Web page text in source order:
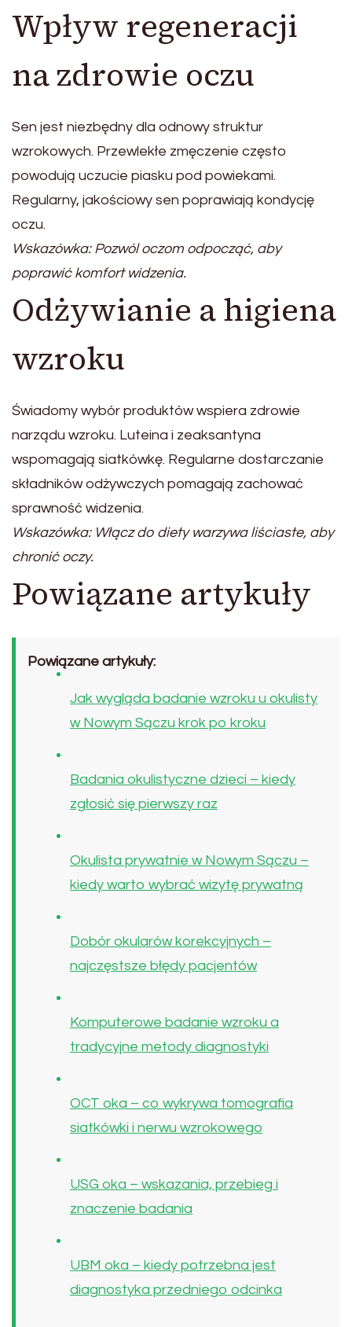
Wpływ regeneracji
na zdrowie oczu
Sen jest niezbędny dla odnowy struktur
wzrokowych. Przewlekłe zmęczenie często
powodują uczucie piasku pod powiekami.
Regularny, jakościowy sen poprawiają kondycję
oczu.
Wskazówka: Pozwól oczom odpocząć, aby
poprawić komfort widzenia.
Odżywianie a higiena
wzroku
Świadomy wybór produktów wspiera zdrowie
narządu wzroku. Luteina i zeaksantyna
wspomagają siatkówkę. Regularne dostarczanie
składników odżywczych pomagają zachować
sprawność widzenia.
Wskazówka: Włącz do diety warzywa liściaste, aby
chronić oczy.
Powiązane artykuły
Powiązane artykuły:
Jak wygląda badanie wzroku u okulisty
w Nowym Sączu krok po kroku
Badania okulistyczne dzieci – kiedy
zgłosić się pierwszy raz
Okulista prywatnie w Nowym Sączu –
kiedy warto wybrać wizytę prywatną
Dobór okularów korekcyjnych –
najczęstsze błędy pacjentów
Komputerowe badanie wzroku a
tradycyjne metody diagnostyki
OCT oka – co wykrywa tomografia
siatkówki i nerwu wzrokowego
USG oka – wskazania, przebieg i
znaczenie badania
UBM oka – kiedy potrzebna jest
diagnostyka przedniego odcinka